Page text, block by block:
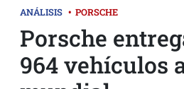
ANÁLISIS • PORSCHE
Porsche
964 vehículos